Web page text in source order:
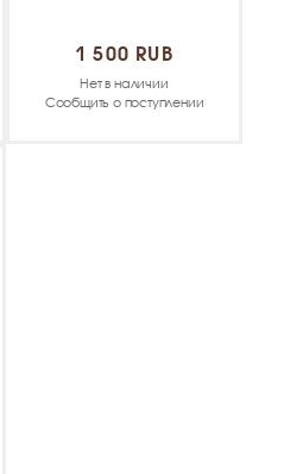
1 500 RUB
Нет в наличии
Сообщить о поступлении